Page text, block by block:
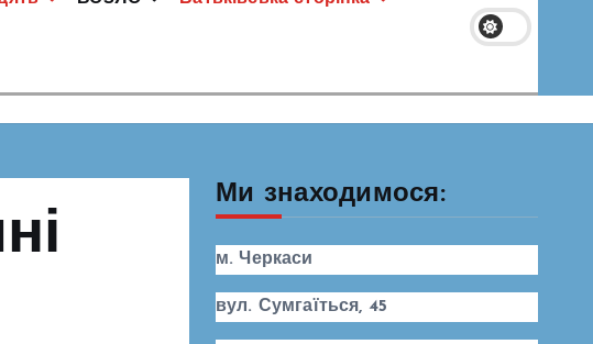
Ми знаходимося:
м. Черкаси
вул. Сумгаїться, 45